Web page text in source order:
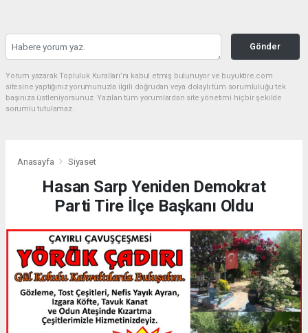
Gönder
Yorum yazarak Topluluk Kuralları’nı kabul etmiş bulunuyor ve buyuktire.com
sitesine yaptığınız yorumunuzla ilgili doğrudan veya dolaylı tüm sorumluluğu tek
başınıza üstleniyorsunuz. Yazılan tüm yorumlardan site yönetimi hiçbir şekilde
sorumlu tutulamaz.
Anasayfa Siyaset
Hasan Sarp Yeniden Demokrat
Parti Tire İlçe Başkanı Oldu